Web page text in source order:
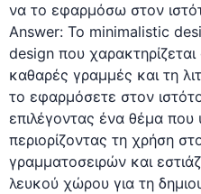
να το εφαρμόσω στον
Answer: Το minimalistic
design που
καθαρές γραμμές και τη
το εφαρμόσετε στον
επιλέγοντας ένα θέμα που
περιορίζοντας τη χρήση
γραμματοσειρών και
λευκού χώρου για τη